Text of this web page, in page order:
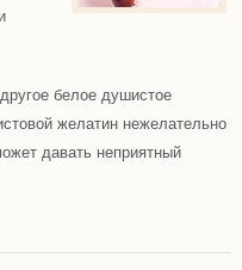
белое душистое
желатин нежелательно
давать неприятный